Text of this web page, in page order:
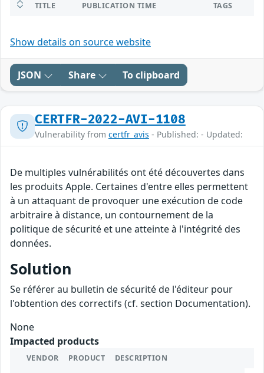
TITLE PUBLICATION TIME TAGS
Show details on source website
JSON Share To clipboard
CERTFR-2022-AVI-1108
Vulnerability from certfr_avis - Published: - Updated:
De multiples vulnérabilités ont été découvertes dans
les produits Apple. Certaines d'entre elles permettent
à un attaquant de provoquer une exécution de code
arbitraire à distance, un contournement de la
politique de sécurité et une atteinte à l'intégrité des
données.
Solution
Se référer au bulletin de sécurité de l'éditeur pour
l'obtention des correctifs (cf. section Documentation).
None
Impacted products
VENDOR PRODUCT DESCRIPTION